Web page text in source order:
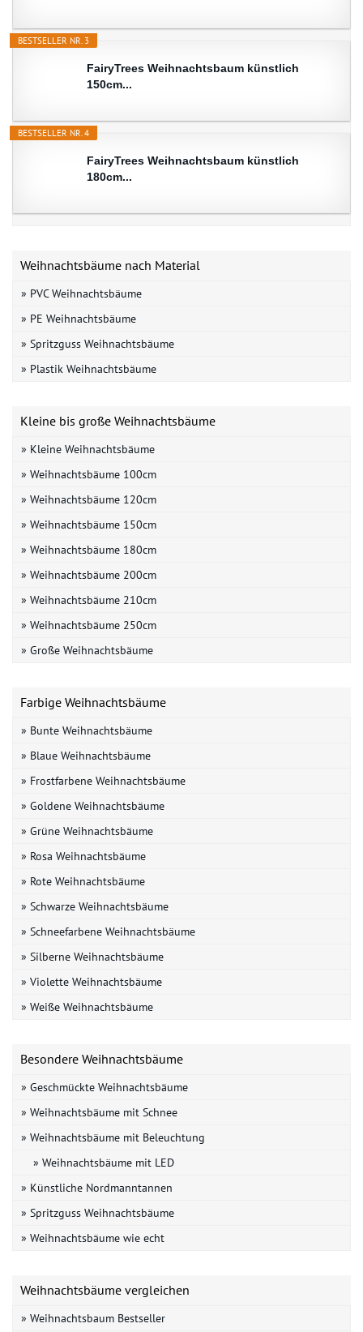
BESTSELLER NR. 3
FairyTrees Weihnachtsbaum künstlich
150cm...
BESTSELLER NR. 4
FairyTrees Weihnachtsbaum künstlich
180cm...
Weihnachtsbäume nach Material
» PVC Weihnachtsbäume
» PE Weihnachtsbäume
» Spritzguss Weihnachtsbäume
» Plastik Weihnachtsbäume
Kleine bis große Weihnachtsbäume
» Kleine Weihnachtsbäume
» Weihnachtsbäume 100cm
» Weihnachtsbäume 120cm
» Weihnachtsbäume 150cm
» Weihnachtsbäume 180cm
» Weihnachtsbäume 200cm
» Weihnachtsbäume 210cm
» Weihnachtsbäume 250cm
» Große Weihnachtsbäume
Farbige Weihnachtsbäume
» Bunte Weihnachtsbäume
» Blaue Weihnachtsbäume
» Frostfarbene Weihnachtsbäume
» Goldene Weihnachtsbäume
» Grüne Weihnachtsbäume
» Rosa Weihnachtsbäume
» Rote Weihnachtsbäume
» Schwarze Weihnachtsbäume
» Schneefarbene Weihnachtsbäume
» Silberne Weihnachtsbäume
» Violette Weihnachtsbäume
» Weiße Weihnachtsbäume
Besondere Weihnachtsbäume
» Geschmückte Weihnachtsbäume
» Weihnachtsbäume mit Schnee
» Weihnachtsbäume mit Beleuchtung
» Weihnachtsbäume mit LED
» Künstliche Nordmanntannen
» Spritzguss Weihnachtsbäume
» Weihnachtsbäume wie echt
Weihnachtsbäume vergleichen
» Weihnachtsbaum Bestseller